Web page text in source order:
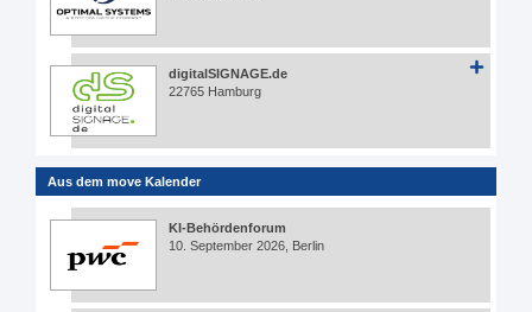
digitalSIGNAGE.de
22765 Hamburg
Aus dem move Kalender
KI-Behördenforum
10. September 2026, Berlin